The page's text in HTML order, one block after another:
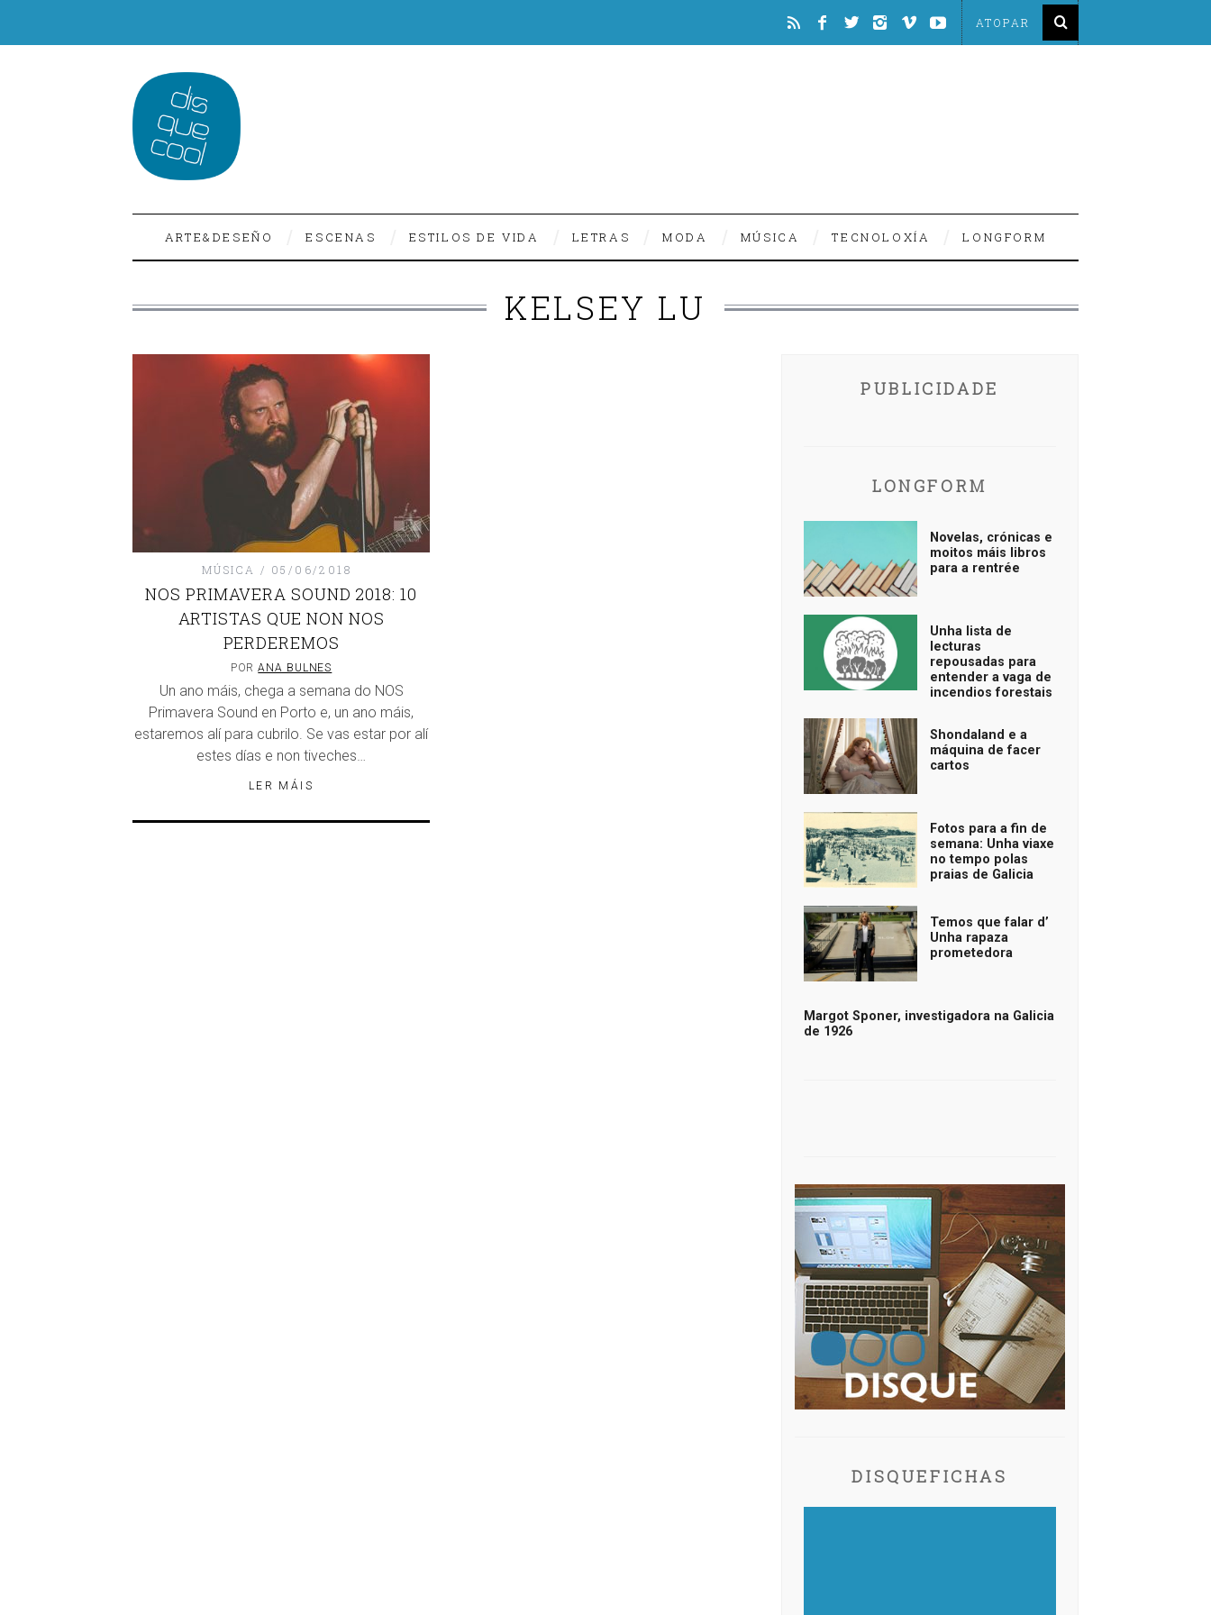
ARTE&DESEÑO ESCENAS ESTILOS DE VIDA LETRAS MODA MÚSICA TECNOLOXÍA LONGFORM
KELSEY LU
MÚSICA 05/06/2018
NOS PRIMAVERA SOUND 2018: 10
ARTISTAS QUE NON NOS
PERDEREMOS
PORANA BULNES
Un ano máis, chega a semana do NOS
Primavera Sound en Porto e, un ano máis,
estaremos alí para cubrilo. Se vas estar por alí
estes días e non tiveches…
LER MÁIS
PUBLICIDADE
LONGFORM
Novelas, crónicas e
moitos máis libros
para a rentrée
Unha lista de
lecturas
repousadas para
entender a vaga de
incendios forestais
Shondaland e a
máquina de facer
cartos
Fotos para a fin de
semana: Unha viaxe
no tempo polas
praias de Galicia
Temos que falar d’
Unha rapaza
prometedora
Margot Sponer, investigadora na Galicia
de 1926
DISQUEFICHAS